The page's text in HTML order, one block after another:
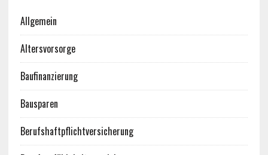
Allgemein
Altersvorsorge
Baufinanzierung
Bausparen
Berufshaftpflichtversicherung